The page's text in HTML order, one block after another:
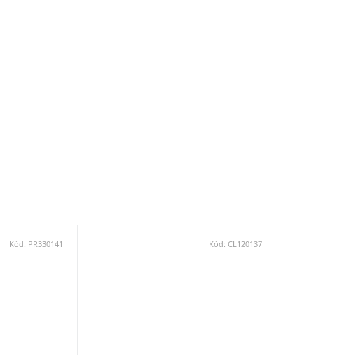
Kód: PR330141 Kód: CL120137